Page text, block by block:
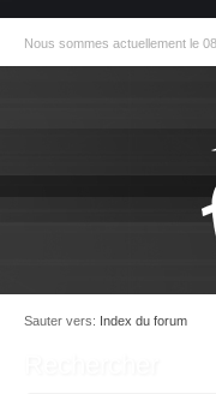
Nous sommes actuellement le
Sauter vers: Index du forum